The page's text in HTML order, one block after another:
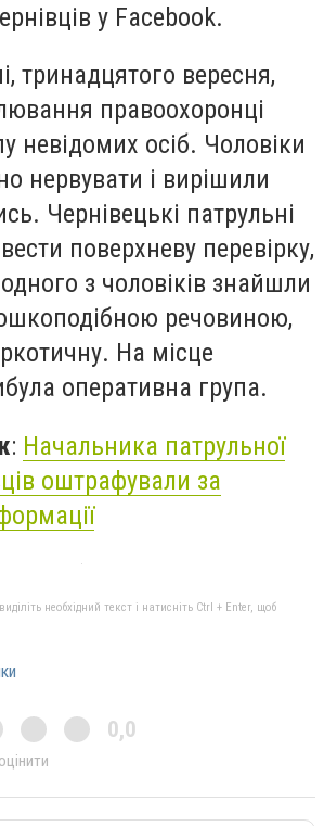
у Facebook.
тринадцятого вересня,
правоохоронці
невідомих осіб. Чоловіки
нервувати і вирішили
Чернівецькі патрульні
поверхневу перевірку,
з чоловіків знайшли
речовиною,
На місце
оперативна група.
: Начальника патрульної
оштрафували за
необхідний текст і натисніть Ctrl + Enter, щоб
0,0